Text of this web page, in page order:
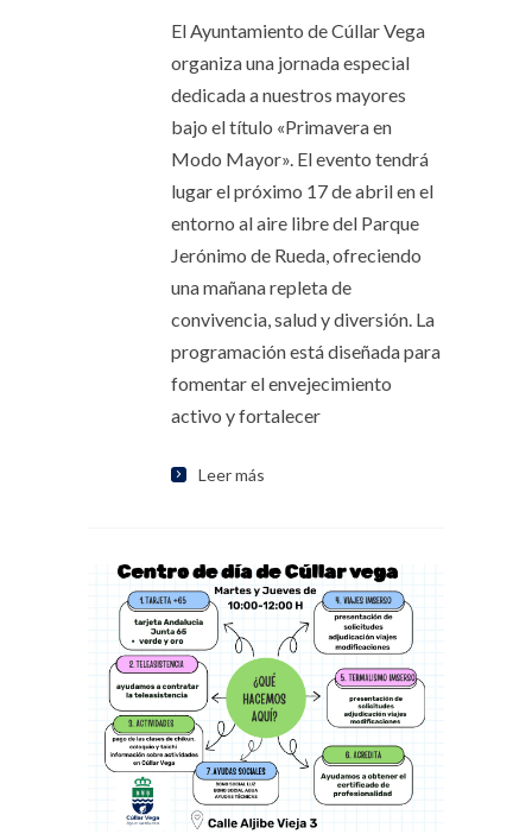
El Ayuntamiento de Cúllar Vega
organiza una jornada especial
dedicada a nuestros mayores
bajo el título «Primavera en
Modo Mayor». El evento tendrá
lugar el próximo 17 de abril en el
entorno al aire libre del Parque
Jerónimo de Rueda, ofreciendo
una mañana repleta de
convivencia, salud y diversión. La
programación está diseñada para
fomentar el envejecimiento
activo y fortalecer
Leer más